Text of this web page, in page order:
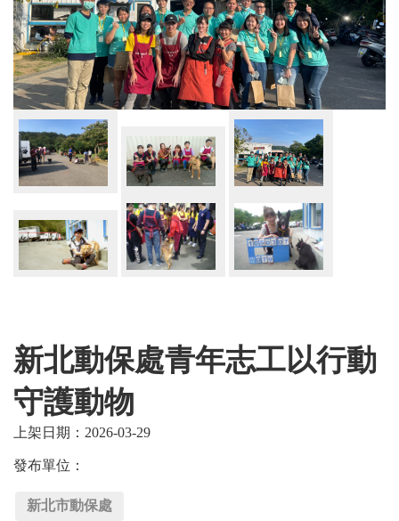
新北動保處青年志工以行動
守護動物
上架日期：2026-03-29
發布單位：
新北市動保處